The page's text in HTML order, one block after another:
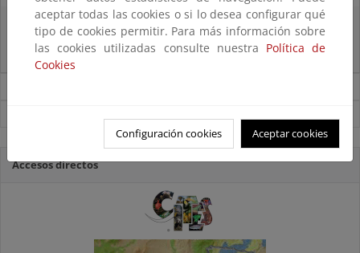
El MITECO recibe 485 propuestas para proyectos transformadores en el
ámbito del empleo verde, la sostenibilidad del sector pesquero, la
bioeconomía y la conservación de la biodiversidad marina
Accesos directos
aceptar todas las cookies o si lo desea configurar qué
tipo de cookies permitir. Para más información sobre
las cookies utilizadas consulte nuestra Política de
Cookies
Configuración cookies Aceptar cookies